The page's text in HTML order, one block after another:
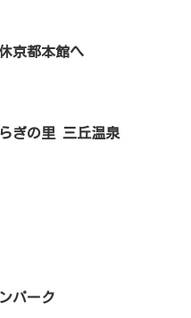
京都本館へ
ぎの里 三丘温泉
パーク